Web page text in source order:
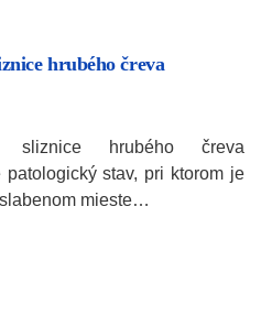
hrubého čreva
sliznice hrubého čreva
stav, pri ktorom je
mieste…